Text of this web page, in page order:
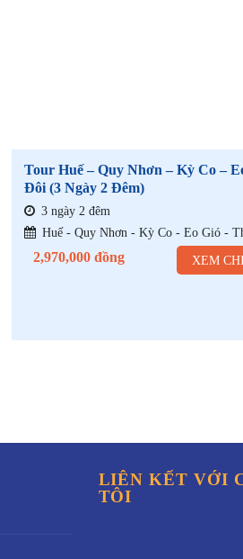
Tour Huế – Quy Nhơn – Kỳ Co –
Đôi (3 Ngày 2 Đêm)
3 ngày 2 đêm
Huế - Quy Nhơn - Kỳ Co - Eo Gió -
2,970,000 đồng XEM
LIÊN KẾT VỚI
TÔI